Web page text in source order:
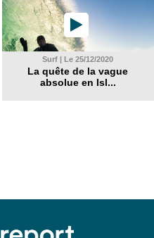
Surf | Le 25/12/2020
La quête de la vague
absolue en Isl...